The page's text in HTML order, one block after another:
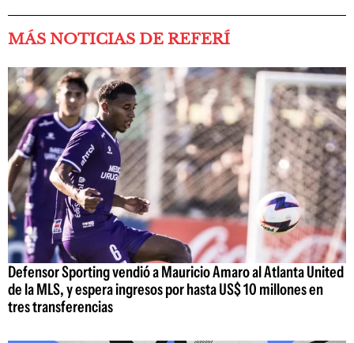
MÁS NOTICIAS DE REFERÍ
Defensor Sporting vendió a Mauricio Amaro al Atlanta United
de la MLS, y espera ingresos por hasta US$ 10 millones en
tres transferencias